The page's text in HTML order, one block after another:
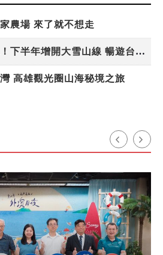
農場 來了就不想走
台灣好行／新路線！下半年增開大雪山線 暢遊台中更便利
高雄觀光圈山海秘境之旅